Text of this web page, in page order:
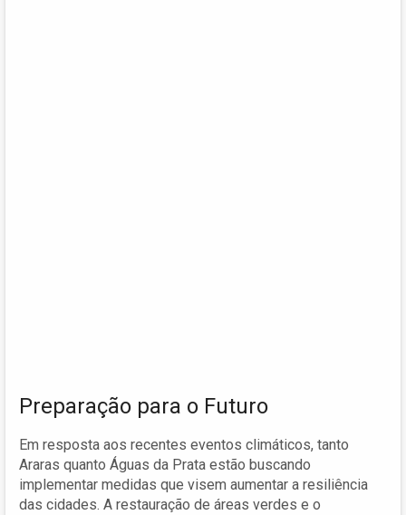
Preparação para o Futuro
Em resposta aos recentes eventos climáticos, tanto
Araras quanto Águas da Prata estão buscando
implementar medidas que visem aumentar a resiliência
das cidades. A restauração de áreas verdes e o